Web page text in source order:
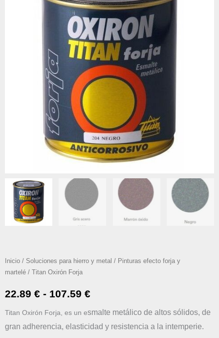
Inicio / Soluciones para hierro y metal / Pinturas efecto forja y
martelé / Titan Oxirón Forja
22.89 € - 107.59 €Rango
de
precios:
Titan Oxirón Forja, es un esmalte metálico de altos sólidos, de
gran adherencia, elasticidad y resistencia a la intemperie.